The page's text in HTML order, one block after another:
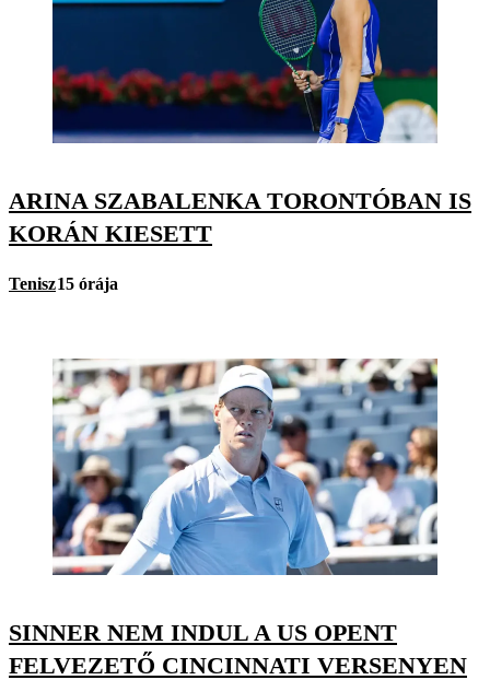
ARINA SZABALENKA TORONTÓBAN IS
KORÁN KIESETT
Tenisz15 órája
SINNER NEM INDUL A US OPENT
FELVEZETŐ CINCINNATI VERSENYEN